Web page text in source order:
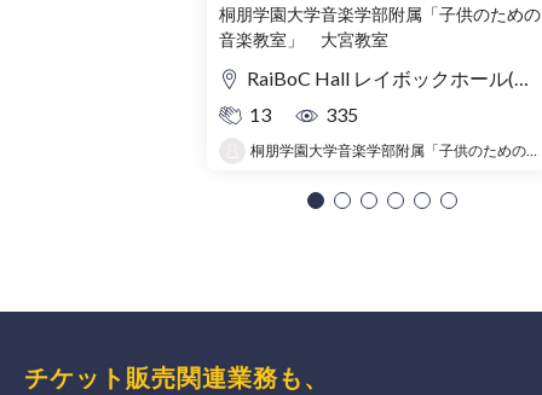
コンサート」〜出かけよう！音
の旅〜
桐朋学園大学音楽学部附属「子供のための
音楽教室」 大宮教室
RaiBoC Hall レイボックホール(市民会館おおみや) 5F リハーサルルーム・レクリエーションルーム
13
335
桐朋学園大学音楽学部附属「子供のための音楽教室 」大宮教室
チケット販売関連業務も、